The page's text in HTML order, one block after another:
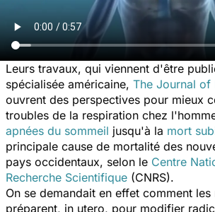
Leurs travaux, qui viennent d'être
spécialisée américaine, The Journal of
ouvrent des perspectives pour mieux
troubles de la respiration chez
apnées du sommeil jusqu'à la mort
principale cause de mortalité des
pays occidentaux, selon le Centre
Recherche Scientifique (CNRS).
On se demandait en effet comment
préparent, in utero, pour modifier